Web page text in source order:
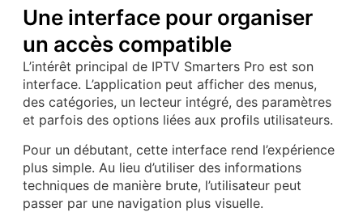
Une interface pour organiser
un accès compatible
L’intérêt principal de IPTV Smarters Pro est son
interface. L’application peut afficher des menus,
des catégories, un lecteur intégré, des paramètres
et parfois des options liées aux profils utilisateurs.
Pour un débutant, cette interface rend l’expérience
plus simple. Au lieu d’utiliser des informations
techniques de manière brute, l’utilisateur peut
passer par une navigation plus visuelle.